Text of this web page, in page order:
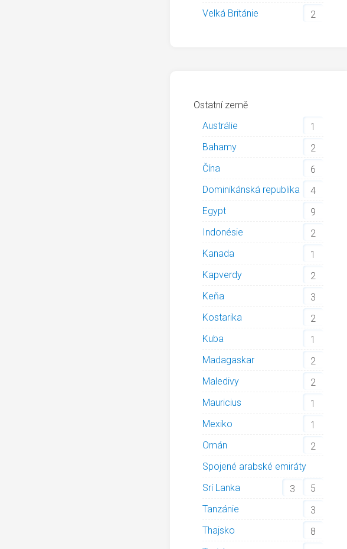
Velká Británie
2
Ostatní země
Austrálie
1
Bahamy
2
Čína
6
Dominikánská republika
4
Egypt
9
Indonésie
2
Kanada
1
Kapverdy
2
Keňa
3
Kostarika
2
Kuba
1
Madagaskar
2
Maledivy
2
Mauricius
1
Mexiko
1
Omán
2
Spojené arabské emiráty
5
Srí Lanka
3
Tanzánie
3
Thajsko
8